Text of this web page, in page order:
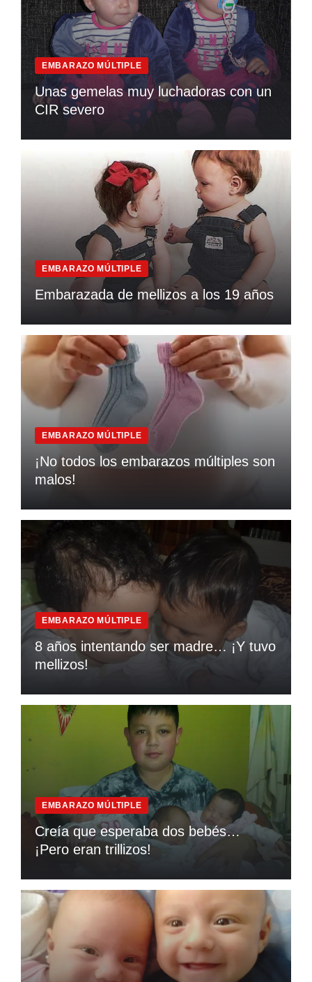
EMBARAZO MÚLTIPLE
Unas gemelas muy luchadoras con un
CIR severo
EMBARAZO MÚLTIPLE
Embarazada de mellizos a los 19 años
EMBARAZO MÚLTIPLE
¡No todos los embarazos múltiples son
malos!
EMBARAZO MÚLTIPLE
8 años intentando ser madre… ¡Y tuvo
mellizos!
EMBARAZO MÚLTIPLE
Creía que esperaba dos bebés…
¡Pero eran trillizos!